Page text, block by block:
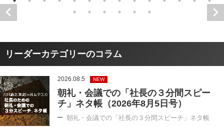
リーダーカテゴリーのコラム
2026.08.5 NEW
朝礼・会議での「社長の３分間スピー
チ」ネタ帳（2026年8月5日号）
朝礼・会議での「社長の３分間スピーチ」ネタ帳